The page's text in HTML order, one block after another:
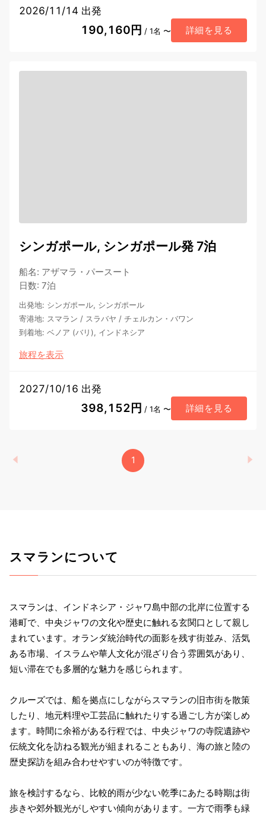
2026/11/14 出発
190,160円 / 1名 〜 詳細を見る
シンガポール, シンガポール発 7泊
船名: アザマラ・パースート
日数: 7泊
出発地: シンガポール, シンガポール
寄港地: スマラン / スラバヤ / チェルカン・バワン
到着地: ベノア (バリ), インドネシア
旅程を表示
2027/10/16 出発
398,152円 / 1名 〜 詳細を見る
1
スマランについて
スマランは、インドネシア・ジャワ島中部の北岸に位置する
港町で、中央ジャワの文化や歴史に触れる玄関口として親し
まれています。オランダ統治時代の面影を残す街並み、活気
ある市場、イスラムや華人文化が混ざり合う雰囲気があり、
短い滞在でも多層的な魅力を感じられます。
クルーズでは、船を拠点にしながらスマランの旧市街を散策
したり、地元料理や工芸品に触れたりする過ごし方が楽しめ
ます。時間に余裕がある行程では、中央ジャワの寺院遺跡や
伝統文化を訪ねる観光が組まれることもあり、海の旅と陸の
歴史探訪を組み合わせやすいのが特徴です。
旅を検討するなら、比較的雨が少ない乾季にあたる時期は街
歩きや郊外観光がしやすい傾向があります。一方で雨季も緑